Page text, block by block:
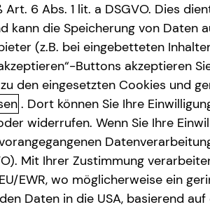
Art. 6 Abs. 1 lit. a DSGVO. Dies
kann die Speicherung von Daten
(z.B. bei eingebetteten
Buttons akzeptieren
den eingesetzten Cookies und
. Dort können Sie Ihre
widerrufen. Wenn Sie Ihre
Mit Ihrer Zustimmung
EWR, wo möglicherweise ein
Daten in die USA, basierend